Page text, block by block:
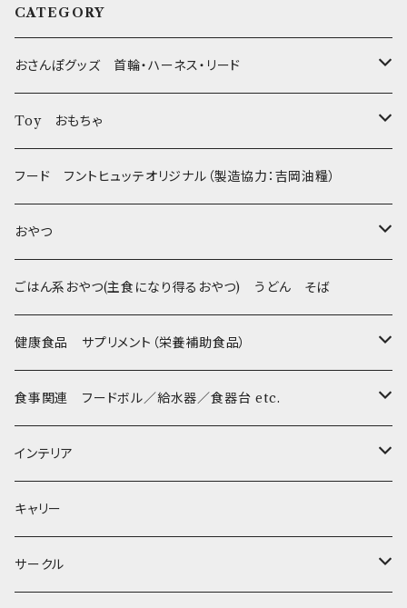
CATEGORY
おさんぽグッズ 首輪・ハーネス・リード
フントヒュッテオリジナル Gold
Sサイズ(テープ幅1.5cm) _ 首輪&リードセット
Sサイズ(テープ幅1.5cm) _ ハーネス&リードセット
XSサイズ(テープ幅1.0cm) _ ハーネス&リードセット
XSサイズ(テープ幅1.0cm) _ 首輪
フントヒュッテオリジナル Silver(販売終了)
Collar & Leash - XS（超小型犬・幼犬用）
Harness & Leash - XS（超小型犬･幼犬用）
フントヒュッテオリジナル Woven
Harness & Leash - XS
Collar & Leash Set - S
セレクト
幼犬・超小型犬用 _ 幅1.0cm
小型犬用 _ 幅1.5cm
flexi フレキシリード(伸縮リード)
ライト
etc.
Toy おもちゃ
たまごちゃん
BESTEVER / ベストエバー
iDog&iCat
ぬいぐるみ
ラテックスTOY
PomPreece / ポンポリース
デンタル
etc.
BITE ME
フード フントヒュッテオリジナル（製造協力：吉岡油糧）
おやつ
Bon・rupa(ボンルパ)
京
Bonpuchi
職人の味
ジャーキー
和菓子
愛犬の健康おやつ
POCHETINO
etc.
季節限定 お正月
ごはん系おやつ(主食になり得るおやつ) うどん そば
健康食品 サプリメント（栄養補助食品）
涙やけ対策
健康維持
食糞防止
食事関連 フードボル／給水器／食器台 etc.
フードボウル
給水器
食器台
インテリア
カドラー／ベッド
トイレ
キャリー
サークル